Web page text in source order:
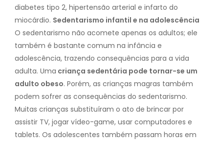
diabetes tipo 2, hipertensão arterial e infarto do
miocárdio. Sedentarismo infantil e na adolescência
O sedentarismo não acomete apenas os adultos; ele
também é bastante comum na infância e
adolescência, trazendo consequências para a vida
adulta. Uma criança sedentária pode tornar-se um
adulto obeso. Porém, as crianças magras também
podem sofrer as consequências do sedentarismo.
Muitas crianças substituíram o ato de brincar por
assistir TV, jogar vídeo-game, usar computadores e
tablets. Os adolescentes também passam horas em